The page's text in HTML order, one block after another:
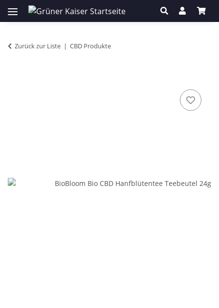
Zurück zur Liste CBD Produkte